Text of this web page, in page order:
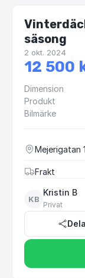
säsong
2 okt. 2024
12 500
Dimension
Produkt
Bilmärke
Mejerigatan
Frakt
KB
Kristin B
Privat
Dela